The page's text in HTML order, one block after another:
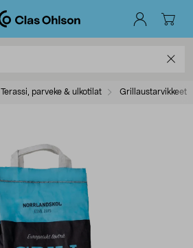
Terassi, parveke & ulkotilat Grillaustarvikkeet